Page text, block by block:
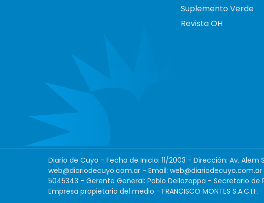
Suplemento Verde
Revista OH
Diario de Cuyo - Fecha de Inicio: 11/2003 - Dirección: Av.
web@diariodecuyo.com.ar - Email: web@diariodecuyo.com.ar
5045343 - Gerente General: Pablo Dellazoppa - Secretario
Empresa propietaria del medio - FRANCISCO MONTES S.A.C.I.F.